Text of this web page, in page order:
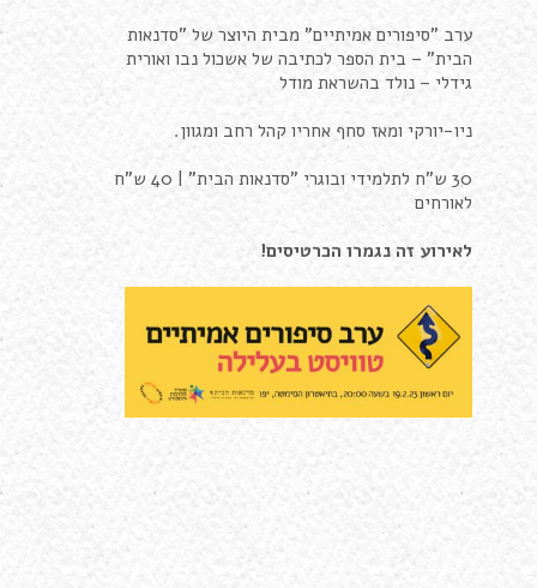
ערב "סיפורים אמיתיים" מבית היוצר של "סדנאות
הבית" – בית הספר לכתיבה של אשכול נבו ואורית
גידלי – נולד בהשראת מודל
ניו-יורקי ומאז סחף אחריו קהל רחב ומגוון.
30 ש"ח לתלמידי ובוגרי "סדנאות הבית" | 40 ש"ח
לאורחים
לאירוע זה נגמרו הכרטיסים!